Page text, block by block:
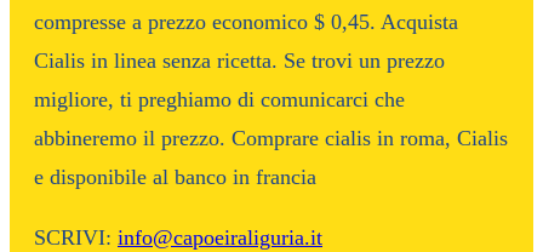
compresse a prezzo economico $ 0,45. Acquista
Cialis in linea senza ricetta. Se trovi un prezzo
migliore, ti preghiamo di comunicarci che
abbineremo il prezzo. Comprare cialis in roma, Cialis
e disponibile al banco in francia
SCRIVI: info@capoeiraliguria.it